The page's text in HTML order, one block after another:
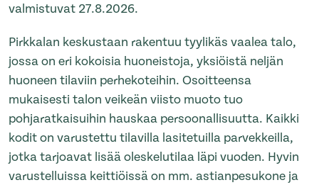
valmistuvat 27.8.2026.
Pirkkalan keskustaan rakentuu tyylikäs vaalea talo,
jossa on eri kokoisia huoneistoja, yksiöistä neljän
huoneen tilaviin perhekoteihin. Osoitteensa
mukaisesti talon veikeän viisto muoto tuo
pohjaratkaisuihin hauskaa persoonallisuutta. Kaikki
kodit on varustettu tilavilla lasitetuilla parvekkeilla,
jotka tarjoavat lisää oleskelutilaa läpi vuoden. Hyvin
varustelluissa keittiöissä on mm. astianpesukone ja